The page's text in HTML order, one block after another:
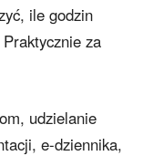
ile godzin
za
udzielanie
e-dziennika,